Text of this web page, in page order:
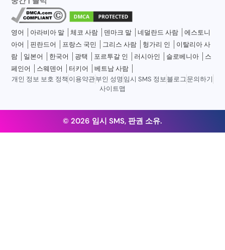
영어 아라비아 말 체코 사람 덴마크 말 네덜란드 사람
에스토니
아어
핀란드어 프랑스 국민 그리스 사람 헝가리 인
이탈리아 사
람
일본어 한국어 광택 포르투갈 인 러시아인 슬로베니아
스
페인어
스웨덴어 터키어
베트남 사람
개인 정보 보호 정책 이용약관부인 성명 임시 SMS 정보블로그문의하기
사이트맵
© 2026 임시 SMS, 판권 소유.